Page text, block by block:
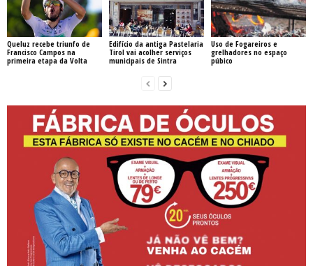
Queluz recebe triunfo de
Francisco Campos na
primeira etapa da Volta
Edifício da antiga Pastelaria
Tirol vai acolher serviços
municipais de Sintra
Uso de Fogareiros e
grelhadores no espaço
púbico